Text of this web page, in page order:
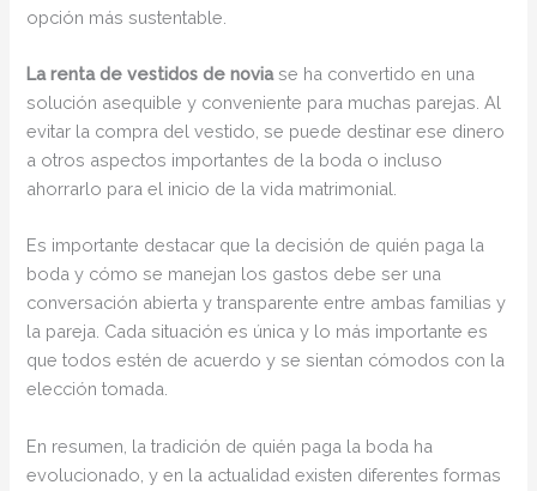
opción más sustentable.
La renta de vestidos de noviase ha convertido en una
solución asequible y conveniente para muchas parejas. Al
evitar la compra del vestido, se puede destinar ese dinero
a otros aspectos importantes de la boda o incluso
ahorrarlo para el inicio de la vida matrimonial.
Es importante destacar que la decisión de quién paga la
boda y cómo se manejan los gastos debe ser una
conversación abierta y transparente entre ambas familias y
la pareja. Cada situación es única y lo más importante es
que todos estén de acuerdo y se sientan cómodos con la
elección tomada.
En resumen, la tradición de quién paga la boda ha
evolucionado, y en la actualidad existen diferentes formas